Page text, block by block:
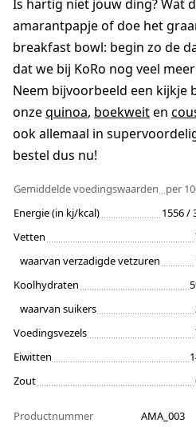
Is hartig niet jouw ding? Wat
amarantpapje of doe het
breakfast bowl: begin zo de
dat we bij KoRo nog veel
Neem bijvoorbeeld een kijkje
onzequinoa, boekweiten
ook allemaal in
bestel dus nu!
Gemiddelde voedingswaarden
per
Energie (in kj/kcal)
1556 /
Vetten
waarvan verzadigde vetzuren
Koolhydraten
waarvan suikers
Voedingsvezels
Eiwitten
Zout
Productnummer AMA_003